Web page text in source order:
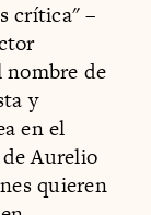
crítica" –
de
y
en el
Aurelio
quieren